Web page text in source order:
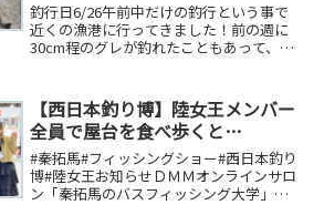
釣行日6/26午前中だけの釣行という事で
近くの漁港に行ってきました！前の週に
30cm程のグレが釣れたこともあって、グ
【西日本釣り博】陸女王メンバー
全員で屋台を食べ歩くと…
#秦拓馬#フィッシングショー#西日本釣り
博#陸女王お知らせＤＭＭオンラインサロ
ン「秦拓馬のバスフィッシング大学」毎